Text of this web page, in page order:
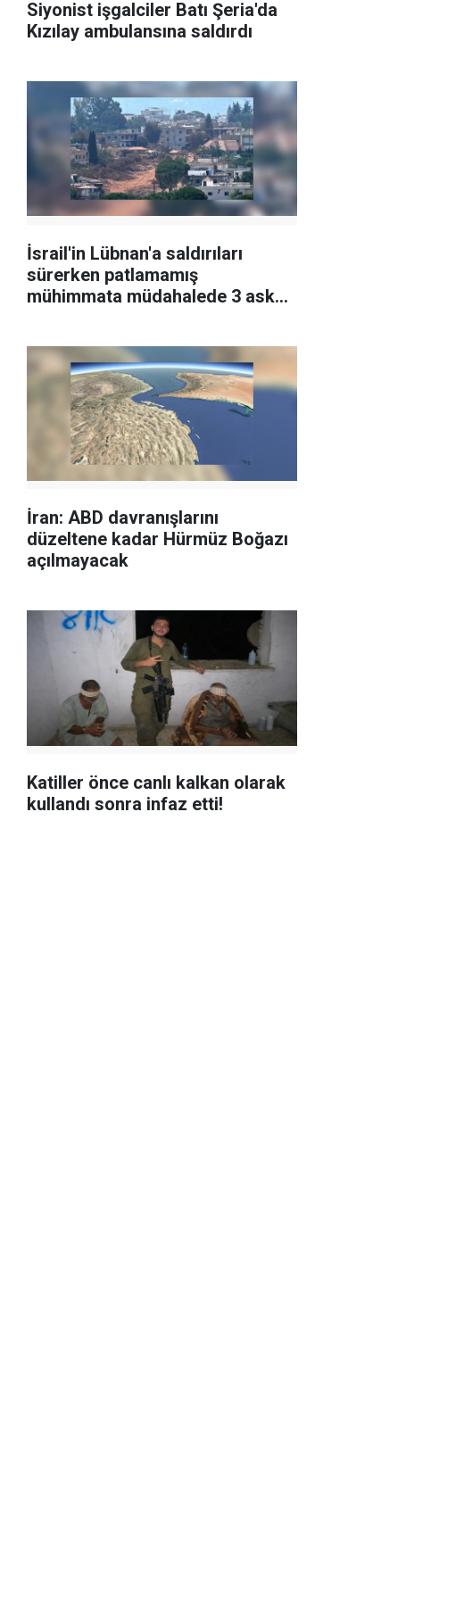
Siyonist işgalciler Batı Şeria'da
Kızılay ambulansına saldırdı
İsrail'in Lübnan'a saldırıları
sürerken patlamamış
mühimmata müdahalede 3 asker
İran: ABD davranışlarını
düzeltene kadar Hürmüz Boğazı
açılmayacak
Katiller önce canlı kalkan olarak
kullandı sonra infaz etti!